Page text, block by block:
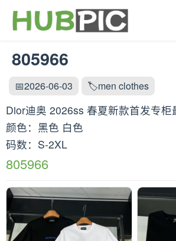
805966
📅2026-06-03 🏷️men clothes
Dior迪奥 2026ss 春夏新款首发专
颜色：黑色 白色
码数：S-2XL
805966